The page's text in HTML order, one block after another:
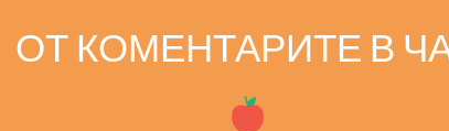
ОТ КОМЕНТАРИТЕ В